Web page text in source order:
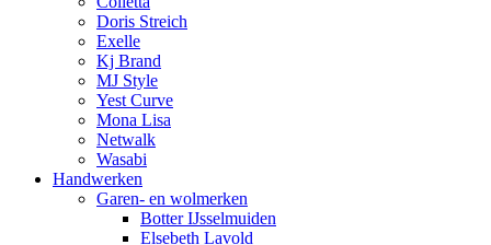
Doris Streich
Exelle
Kj Brand
MJ Style
Yest Curve
Mona Lisa
Netwalk
Wasabi
Handwerken
Garen- en wolmerken
Botter IJsselmuiden
Elsebeth Lavold